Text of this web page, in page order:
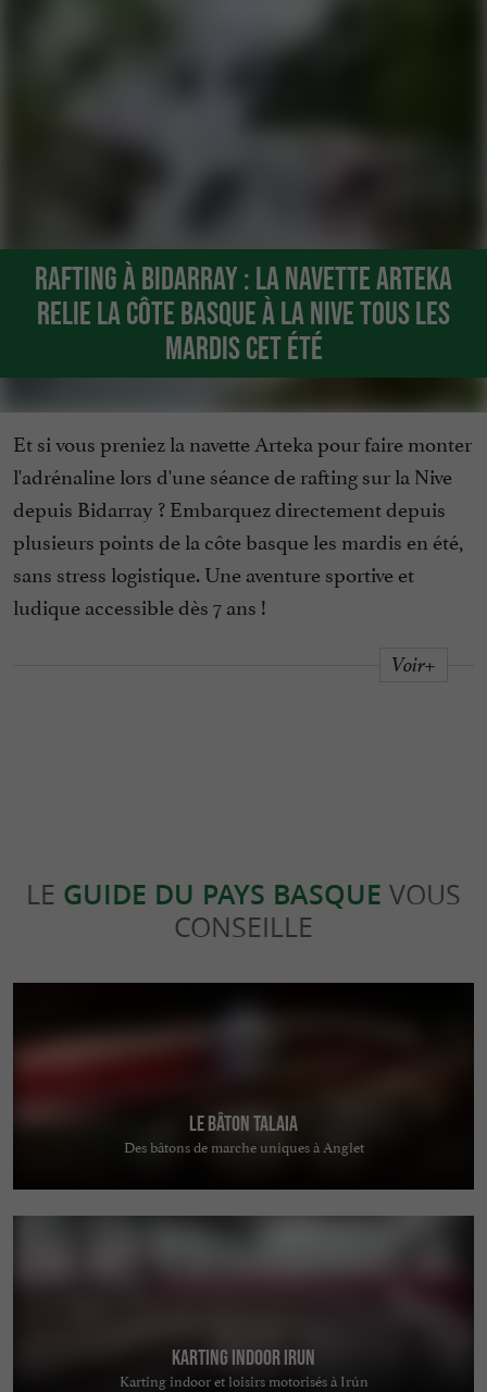
Rafting à Bidarray : la navette Arteka
relie la côte basque à la Nive tous les
mardis cet été
Et si vous preniez la navette Arteka pour faire monter
l'adrénaline lors d'une séance de rafting sur la Nive
depuis Bidarray ? Embarquez directement depuis
plusieurs points de la côte basque les mardis en été,
sans stress logistique. Une aventure sportive et
ludique accessible dès 7 ans !
Voir+
LE GUIDE DU PAYS BASQUE VOUS
CONSEILLE
Le bâton TALAIA
Des bâtons de marche uniques à Anglet
KARTING INDOOR IRUN
Karting indoor et loisirs motorisés à Irún